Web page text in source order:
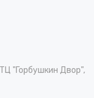
"Горбушкин Двор",